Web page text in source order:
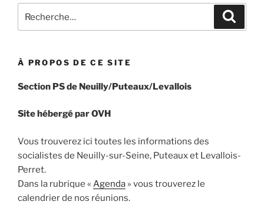
pour
À PROPOS DE CE SITE
Section PS de Neuilly/Puteaux/Levallois
Site hébergé par OVH
Vous trouverez ici toutes les informations des
socialistes de Neuilly-sur-Seine, Puteaux et Levallois-
Perret.
Dans la rubrique « Agenda » vous trouverez le
calendrier de nos réunions.